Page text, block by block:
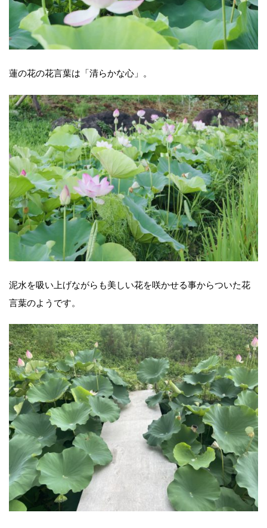
蓮の花の花言葉は「清らかな心」。
泥水を吸い上げながらも美しい花を咲かせる事からついた花
言葉のようです。